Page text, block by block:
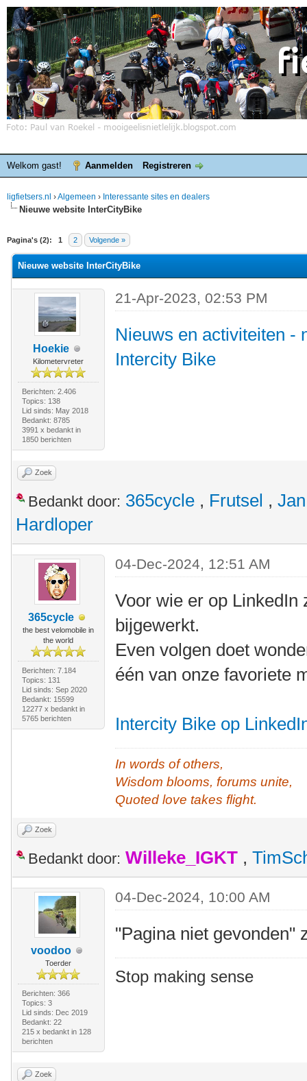
Welkom gast! Aanmelden Registreren
ligfietsers.nl ›Algemeen › Interessante sites en dealers
Nieuwe website InterCityBike
Pagina's (2): 1 2 Volgende »
waardering is 0
Nieuwe website InterCityBike
Hoekie
Kilometervreter
Berichten: 2.406
Topics: 138
Lid sinds: May 2018
Bedankt: 8785
3991 x bedankt in
1850 berichten
21-Apr-2023, 02:53 PM
Nieuws en activiteiten -
Intercity Bike
Zoek
Bedankt door: 365cycle , Frutsel ,
Hardloper
365cycle
the best velomobile in
the world
Berichten: 7.184
Topics: 131
Lid sinds: Sep 2020
Bedankt: 15599
12277 x bedankt in
5765 berichten
04-Dec-2024, 12:51 AM
Voor wie er op LinkedIn
bijgewerkt.
Even volgen doet
één van onze favoriete
Intercity Bike op
In words of others,
Wisdom blooms, forums unite,
Quoted love takes flight.
Zoek
Bedankt door: Willeke_IGKT ,
voodoo
Toerder
Berichten: 366
Topics: 3
Lid sinds: Dec 2019
Bedankt: 22
215 x bedankt in 128
berichten
04-Dec-2024, 10:00 AM
"Pagina niet gevonden"
Stop making sense
Zoek